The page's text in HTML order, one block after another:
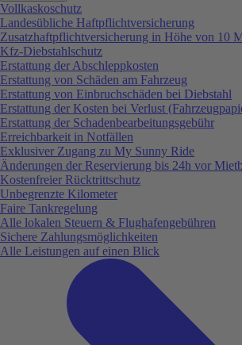
Vollkaskoschutz
Landesübliche Haftpflichtversicherung
Zusatzhaftpflichtversicherung in Höhe von 10
Kfz-Diebstahlschutz
Erstattung der Abschleppkosten
Erstattung von Schäden am Fahrzeug
Erstattung von Einbruchschäden bei Diebstahl
Erstattung der Kosten bei Verlust
Erstattung der Schadenbearbeitungsgebühr
Erreichbarkeit in Notfällen
Exklusiver Zugang zu My Sunny Ride
Änderungen der Reservierung bis 24h vor
Kostenfreier Rücktrittschutz
Unbegrenzte Kilometer
Faire Tankregelung
Alle lokalen Steuern & Flughafengebühren
Sichere Zahlungsmöglichkeiten
Alle Leistungen auf einen Blick